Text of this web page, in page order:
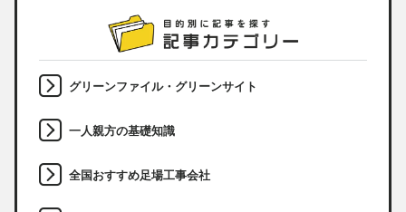
グリーンファイル・グリーンサイト
一人親方の基礎知識
全国おすすめ足場工事会社